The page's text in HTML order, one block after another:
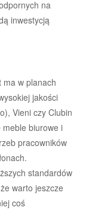
na
inwestycją
ma w planach
jakości
Vieni czy Clubin
meble biurowe i
pracowników
standardów
warto jeszcze
coś